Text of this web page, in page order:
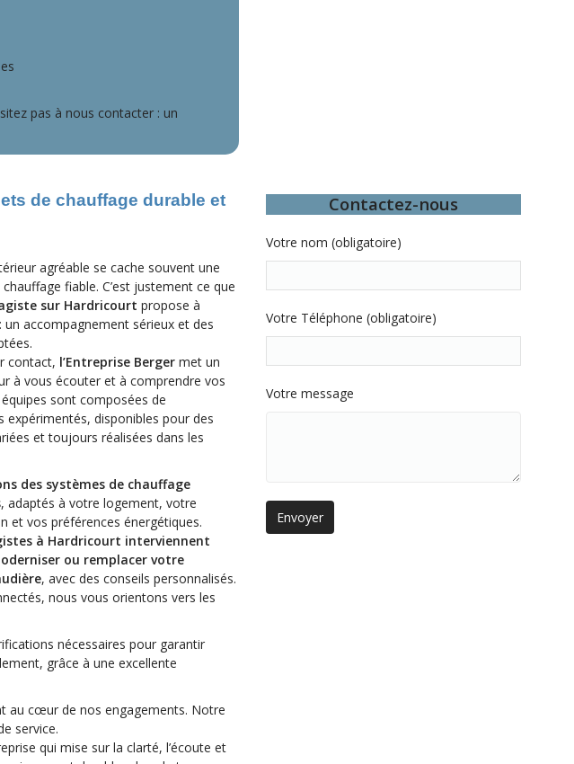
pas à nous contacter : un
de chauffage durable et
agréable se cache souvent une
fiable. C’est justement ce que
sur Hardricourt propose à
un accompagnement sérieux et des
contact, l’Entreprise Berger met un
à vous écouter et à comprendre vos
sont composées de
expérimentés, disponibles pour des
et toujours réalisées dans les
des systèmes de chauffage
, adaptés à votre logement, votre
et vos préférences énergétiques.
à Hardricourt interviennent
ou remplacer votre
, avec des conseils personnalisés.
nous vous orientons vers les
nécessaires pour garantir
grâce à une excellente
au cœur de nos engagements. Notre
service.
qui mise sur la clarté, l’écoute et
Contactez-nous
Votre nom (obligatoire)
Votre Téléphone (obligatoire)
Votre message